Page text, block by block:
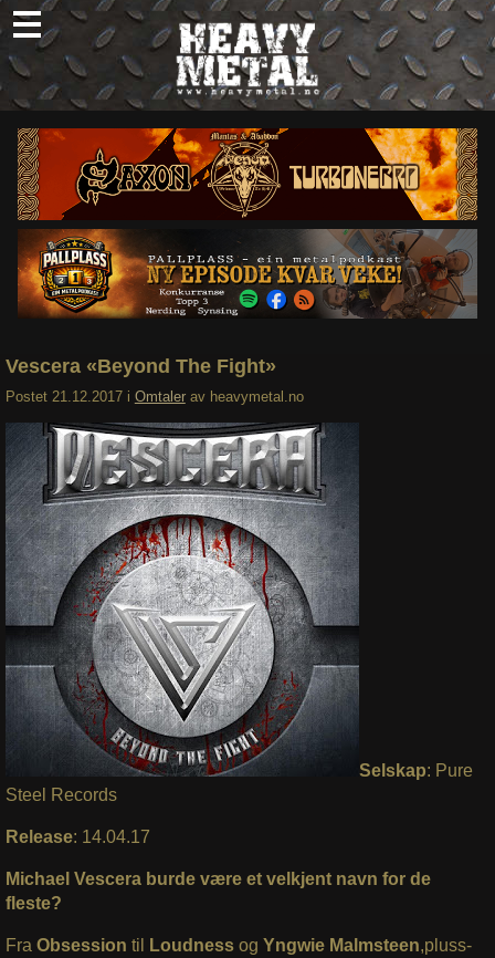
Skip
to
content
Nyheter
Omtaler
Intervjuer
Om oss
Abonner
Søk
Vescera «Beyond The Fight»
Postet 21.12.2017 i Omtaler av heavymetal.no
Selskap: Pure
Steel Records
Release: 14.04.17
Michael Vescera burde være et velkjent navn for de
fleste?
Fra Obsession til Loudness og Yngwie Malmsteen,pluss-